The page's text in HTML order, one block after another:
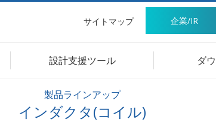
サイトマップ 企業/IR
設計支援ツール ダ
製品ラインアップ
インダクタ(コイル)